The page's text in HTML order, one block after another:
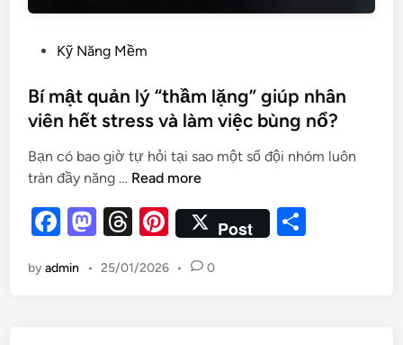
Kỹ Năng Mềm
Bí mật quản lý “thầm lặng” giúp nhân
viên hết stress và làm việc bùng nổ?
Bạn có bao giờ tự hỏi tại sao một số đội nhóm luôn
tràn đầy năng … Read more
F
c
M
to
T
e
Pi
er
Post
byadmin • 25/01/2026 • 0